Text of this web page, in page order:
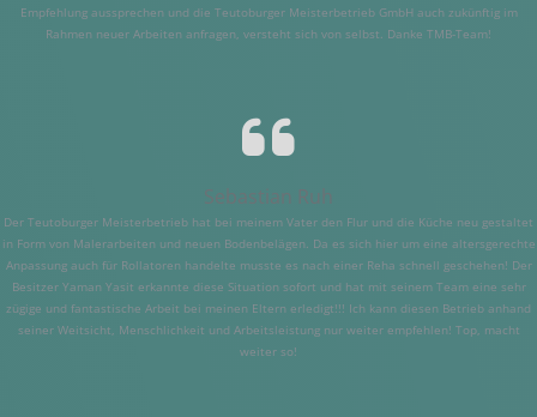
Empfehlung aussprechen und die Teutoburger Meisterbetrieb GmbH auch zukünftig im
Rahmen neuer Arbeiten anfragen, versteht sich von selbst. Danke TMB-Team!
Sebastian Ruh
Der Teutoburger Meisterbetrieb hat bei meinem Vater den Flur und die Küche neu gestaltet
in Form von Malerarbeiten und neuen Bodenbelägen. Da es sich hier um eine altersgerechte
Anpassung auch für Rollatoren handelte musste es nach einer Reha schnell geschehen! Der
Besitzer Yaman Yasit erkannte diese Situation sofort und hat mit seinem Team eine sehr
zügige und fantastische Arbeit bei meinen Eltern erledigt!!! Ich kann diesen Betrieb anhand
seiner Weitsicht, Menschlichkeit und Arbeitsleistung nur weiter empfehlen! Top, macht
weiter so!